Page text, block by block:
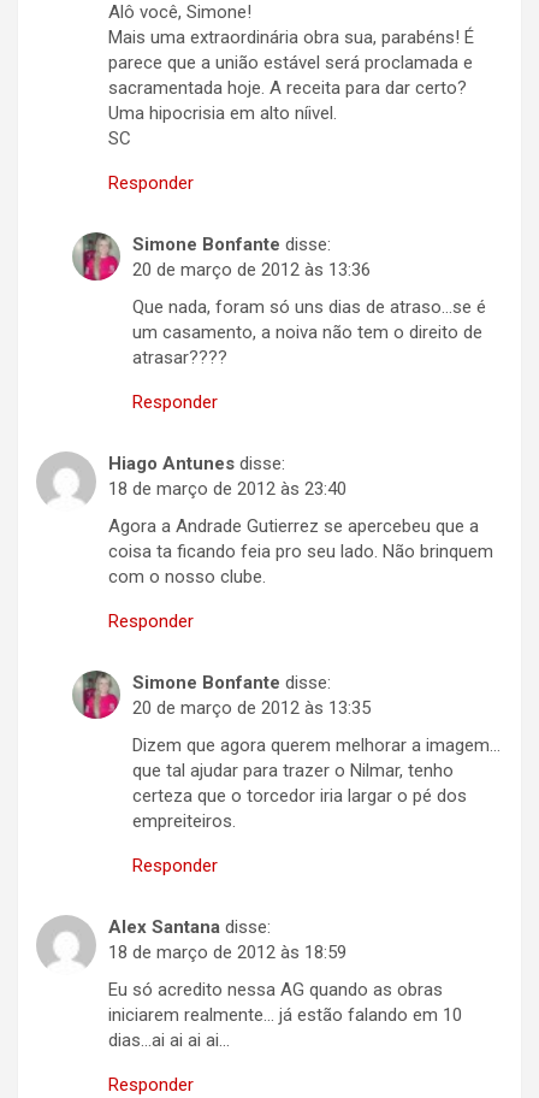
Alô você, Simone!
Mais uma extraordinária obra sua, parabéns! É
parece que a união estável será proclamada e
sacramentada hoje. A receita para dar certo?
Uma hipocrisia em alto níivel.
SC
Responder
Simone Bonfante disse:
20 de março de 2012 às 13:36
Que nada, foram só uns dias de atraso…se é
um casamento, a noiva não tem o direito de
atrasar????
Responder
Hiago Antunes disse:
18 de março de 2012 às 23:40
Agora a Andrade Gutierrez se apercebeu que a
coisa ta ficando feia pro seu lado. Não brinquem
com o nosso clube.
Responder
Simone Bonfante disse:
20 de março de 2012 às 13:35
Dizem que agora querem melhorar a imagem…
que tal ajudar para trazer o Nilmar, tenho
certeza que o torcedor iria largar o pé dos
empreiteiros.
Responder
Alex Santana disse:
18 de março de 2012 às 18:59
Eu só acredito nessa AG quando as obras
iniciarem realmente… já estão falando em 10
dias…ai ai ai ai…
Responder